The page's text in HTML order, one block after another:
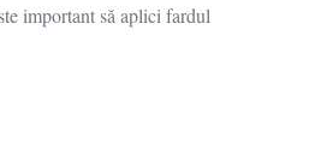
important să aplici fardul